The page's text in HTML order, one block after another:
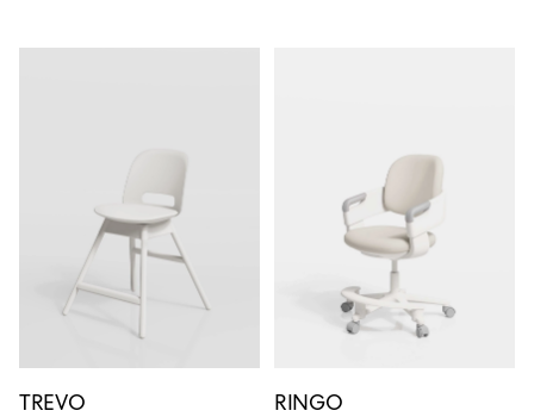
TREVO RINGO